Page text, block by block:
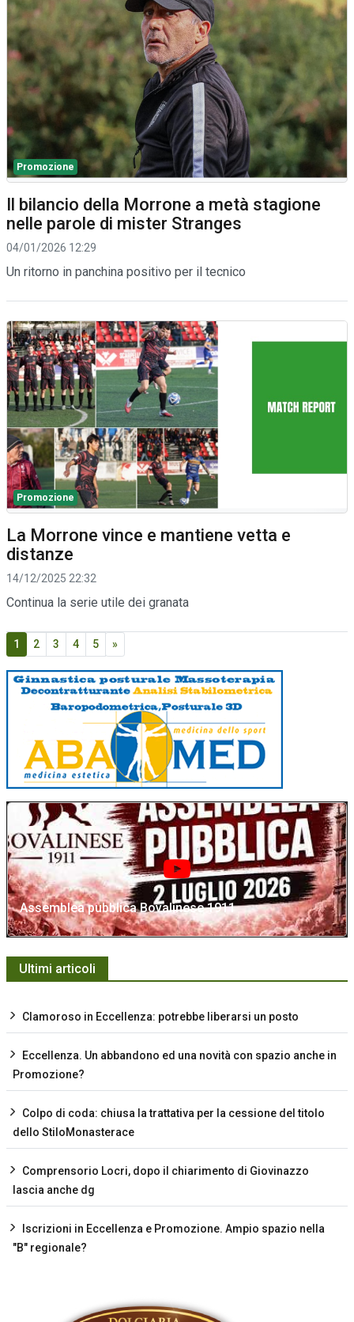
Promozione
Il bilancio della Morrone a metà stagione
nelle parole di mister Stranges
04/01/2026 12:29
Un ritorno in panchina positivo per il tecnico
Promozione
La Morrone vince e mantiene vetta e
distanze
14/12/2025 22:32
Continua la serie utile dei granata
1 2 3 4 5 »
Assemblea pubblica Bovalinese 1911
Ultimi articoli
Clamoroso in Eccellenza: potrebbe liberarsi un posto
Eccellenza. Un abbandono ed una novità con spazio anche in
Promozione?
Colpo di coda: chiusa la trattativa per la cessione del titolo
dello StiloMonasterace
Comprensorio Locri, dopo il chiarimento di Giovinazzo
lascia anche dg
Iscrizioni in Eccellenza e Promozione. Ampio spazio nella
"B" regionale?